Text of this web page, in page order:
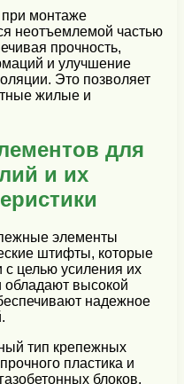
монтаже
неотъемлемой частью
прочность,
и улучшение
Это позволяет
жилые и
для
и их
элементы
штифты, которые
с целью усиления их
обладают высокой
надежное
тип крепежных
пластика и
блоков.